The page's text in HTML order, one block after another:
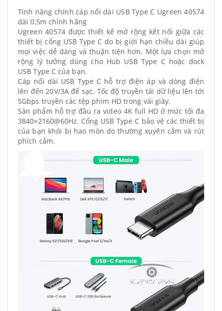
Tính năng chính cáp nối dài USB Type C Ugreen 40574
dài 0,5m chính hãng
Ugreen 40574 được thiết kế mở rộng kết nối giữa các
thiết bị cổng USB Type C do bị giới hạn chiều dài giúp
mọi việc dễ dàng và thuận tiện hơn. Một lựa chọn mở
rộng lý tưởng dùng cho Hub USB Type C hoặc dock
USB Type C của bạn.
Cáp nối dài USB Type C hỗ trợ điện áp và dòng điện
lên đến 20V/3A để sạc. Tốc độ truyền tải dữ liệu lên tới
5Gbps truyền các tệp phim HD trong vài giây.
Sản phẩm hỗ trợ đầu ra video 4K full HD ở mức tối đa
3840×2160@60Hz. Cổng USB Type C bảo vệ các thiết bị
của bạn khỏi bị hao mòn do thường xuyên cắm và rút
phích cắm.